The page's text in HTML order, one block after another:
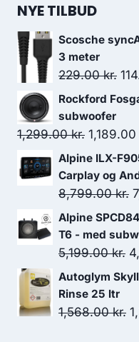
NYE TILBUD
Scosche
3 meter
229.00kr.
Rockford
subwoofer
1,299.00kr. Den
pris
var:
1,189.00
Alpine ILX-
Carplay og
8,799.00kr.
Alpine
T6 - med
5,199.00kr.
Autoglym
Rinse 25 ltr
1,568.00kr.